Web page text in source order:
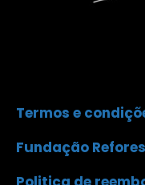
Termos e
Fundação